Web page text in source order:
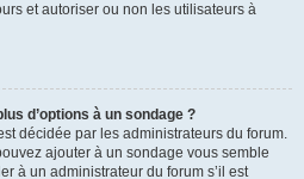
et autoriser ou non les utilisateurs à
d’options à un sondage ?
décidée par les administrateurs du forum.
ajouter à un sondage vous semble
à un administrateur du forum s’il est